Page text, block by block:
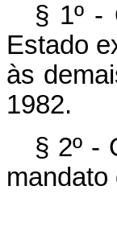
§ 1º -
Estado
às
1982.
§ 2º -
mandato